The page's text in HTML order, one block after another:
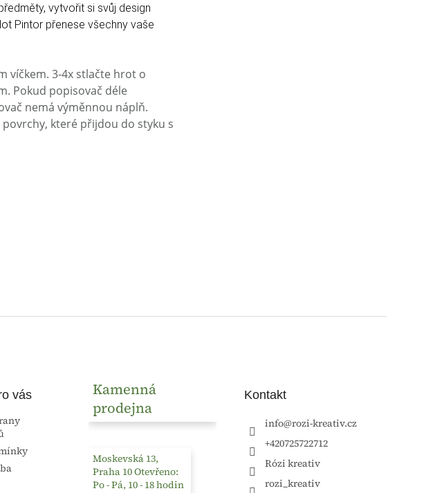
vytvořit si svůj design
Pintor přenese všechny vaše
víčkem. 3-4x stlačte hrot o
Pokud popisovač déle
nemá výměnnou náplň.
které přijdou do styku s
vás
Kamenná
prodejna
Moskevská 13,
Praha 10 Otevřeno:
Po - Pá, 10 - 18 hodin
Kontakt
info@rozi-kreativ.cz
+420725722712
Rózi kreativ
rozi_kreativ